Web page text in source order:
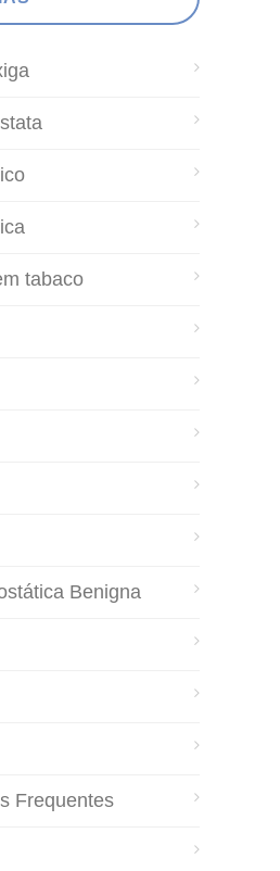
tabaco
Benigna
Frequentes